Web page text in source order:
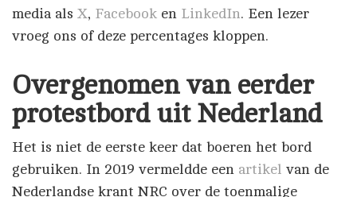
media als X, Facebook en LinkedIn. Een lezer
vroeg ons of deze percentages kloppen.
Overgenomen van eerder
protestbord uit Nederland
Het is niet de eerste keer dat boeren het bord
gebruiken. In 2019 vermeldde een artikel van de
Nederlandse krant NRC over de toenmalige